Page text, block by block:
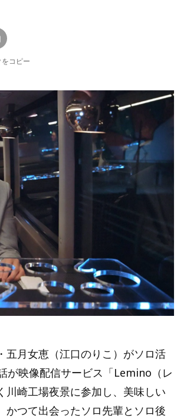
をコピー
五月女恵（江口のりこ）がソロ活
が映像配信サービス「Lemino（レ
川崎工場夜景に参加し、美味しい
つて出会ったソロ先輩とソロ後